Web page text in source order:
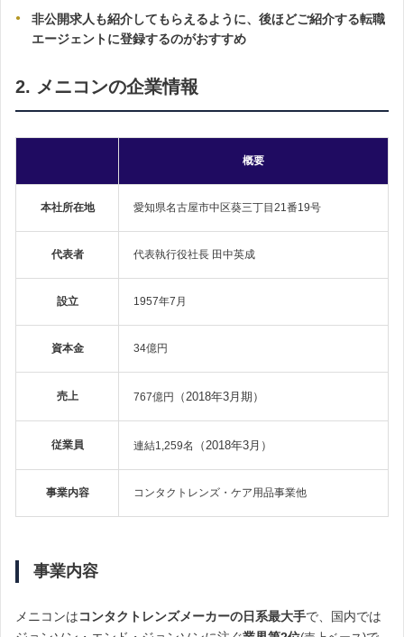
非公開求人も紹介してもらえるように、後ほどご紹介する転職
エージェントに登録するのがおすすめ
2. メニコンの企業情報
概要
本社所在地 愛知県名古屋市中区葵三丁目21番19号
代表者 代表執行役社長 田中英成
設立 1957年7月
資本金 34億円
売上 767億円 （2018年3月期）
従業員 連結1,259名 （2018年3月）
事業内容 コンタクトレンズ・ケア用品事業他
事業内容
メニコンはコンタクトレンズメーカーの日系最大手で、国内では